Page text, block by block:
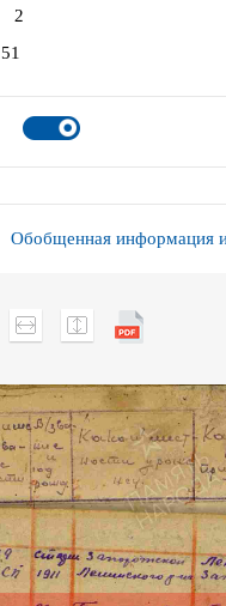
2
51
Обобщенная информация